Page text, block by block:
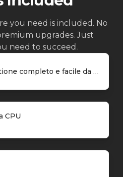
you need is included. No
upgrades. Just
need to succeed.
Pannello di gestione completo e facile da usare
CPU